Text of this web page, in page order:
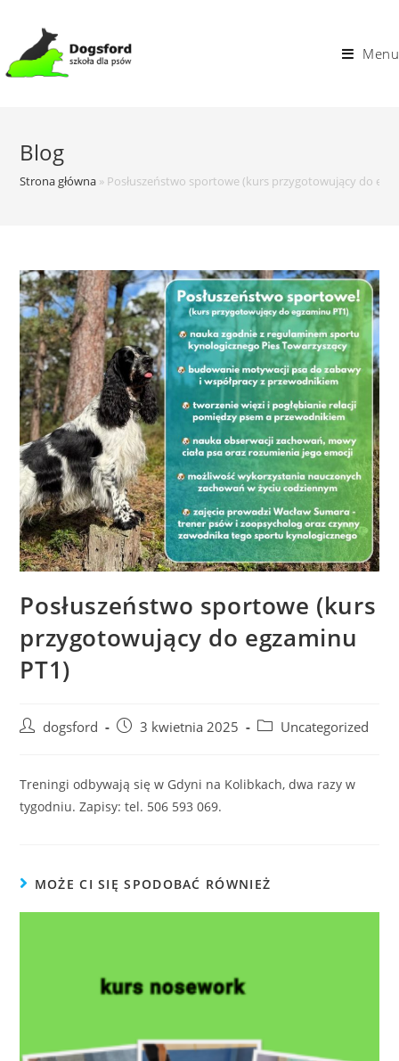
content
Menu
Blog
Strona główna » Posłuszeństwo sportowe (kurs przygotowujący do
Posłuszeństwo sportowe (kurs
przygotowujący do egzaminu
PT1)
Postdogsford
Post3 kwietnia 2025
PostUncategorized
Treningi odbywają się w Gdyni na Kolibkach, dwa razy w
tygodniu. Zapisy: tel. 506 593 069.
MOŻE CI SIĘ SPODOBAĆ RÓWNIEŻ